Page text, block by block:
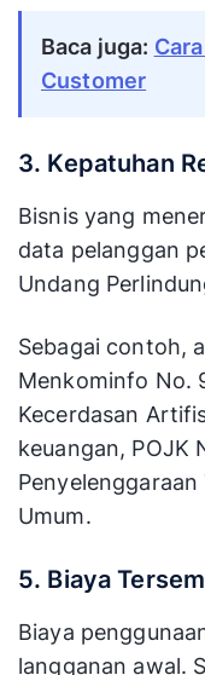
Baca juga:
Customer
3. Kepatuhan
Bisnis yang
data pelanggan
Undang
Sebagai contoh,
Menkominfo No.
Kecerdasan
keuangan, POJK
Umum.
5. Biaya
Biaya
langganan awal.